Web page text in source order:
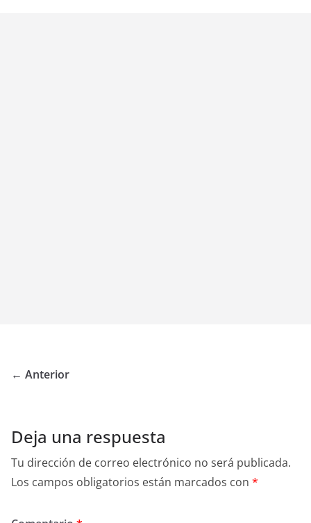
← Anterior
Deja una respuesta
Tu dirección de correo electrónico no será publicada.
Los campos obligatorios están marcados con *